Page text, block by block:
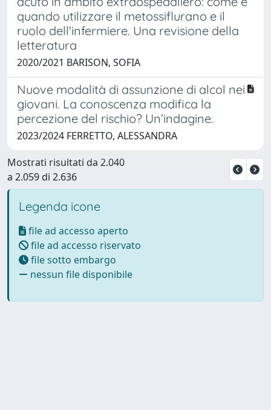
quando utilizzare il metossiflurano e il
ruolo dell'infermiere. Una revisione della
letteratura
2020/2021 BARISON, SOFIA
Nuove modalità di assunzione di alcol nei
giovani. La conoscenza modifica la
percezione del rischio? Un’indagine.
2023/2024 FERRETTO, ALESSANDRA
Mostrati risultati da 2.040
a 2.059 di 2.636
Legenda icone
file ad accesso aperto
file ad accesso riservato
file sotto embargo
nessun file disponibile